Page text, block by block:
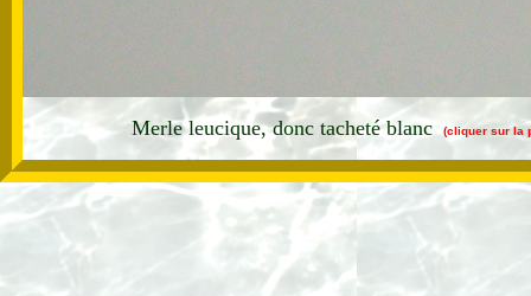
Merle leucique, donc tacheté blanc (cliquer sur la